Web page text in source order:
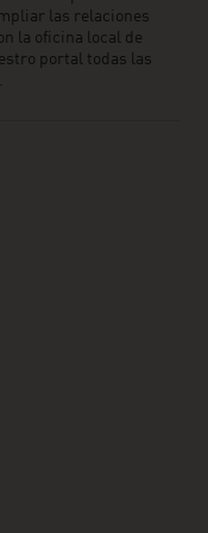
las relaciones
la oficina local de
portal todas las